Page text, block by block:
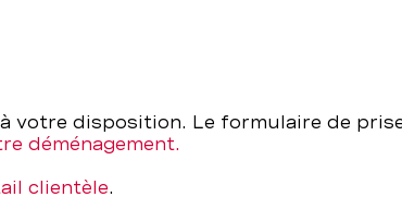
disposition. Le formulaire de
déménagement.
clientèle.